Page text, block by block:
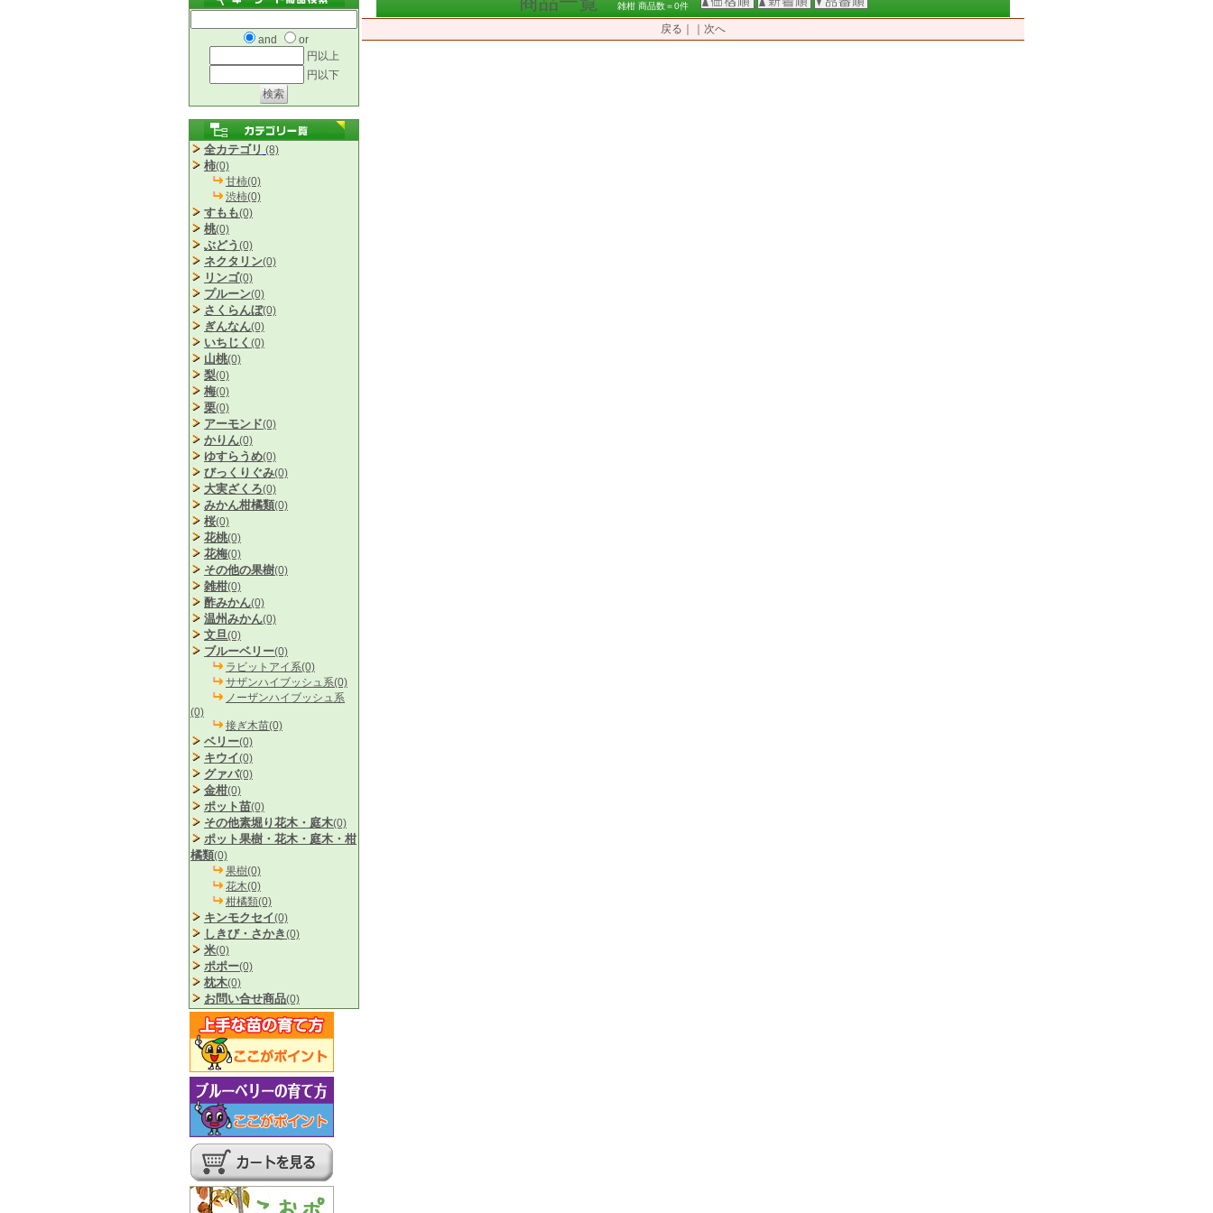
and
or
円以上
円以下
全カテゴリ (8)
柿(0)
甘柿(0)
渋柿(0)
すもも(0)
桃(0)
ぶどう (0)
ネクタリン(0)
リンゴ(0)
プルーン(0)
さくらんぼ(0)
ぎんなん(0)
いちじく (0)
山桃(0)
梨(0)
梅(0)
栗(0)
アーモンド(0)
かりん(0)
ゆすらうめ(0)
びっくりぐみ(0)
大実ざくろ(0)
みかん柑橘類(0)
桜(0)
花桃(0)
花梅(0)
その他の果樹(0)
雑柑(0)
酢みかん(0)
温州みかん(0)
文旦(0)
ブルーベリー(0)
ラビットアイ系(0)
サザンハイブッシュ系(0)
ノーザンハイブッシュ系
(0)
接ぎ木苗(0)
ベリー(0)
キウイ(0)
グァバ(0)
金柑(0)
ポット苗(0)
その他素堀り花木・庭木(0)
ポット果樹・花木・庭木・柑
橘類(0)
果樹(0)
花木(0)
柑橘類(0)
キンモクセイ(0)
しきび・さかき(0)
米(0)
ポポー(0)
枕木(0)
お問い合せ商品(0)
雑柑 商品数＝0件
戻る｜｜次へ